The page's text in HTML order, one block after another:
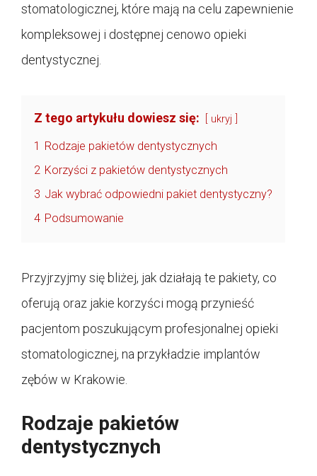
stomatologicznej, które mają na celu zapewnienie
kompleksowej i dostępnej cenowo opieki
dentystycznej.
Z tego artykułu dowiesz się: ukryj
1 Rodzaje pakietów dentystycznych
2 Korzyści z pakietów dentystycznych
3 Jak wybrać odpowiedni pakiet dentystyczny?
4 Podsumowanie
Przyjrzyjmy się bliżej, jak działają te pakiety, co
oferują oraz jakie korzyści mogą przynieść
pacjentom poszukującym profesjonalnej opieki
stomatologicznej, na przykładzie implantów
zębów w Krakowie.
Rodzaje pakietów
dentystycznych